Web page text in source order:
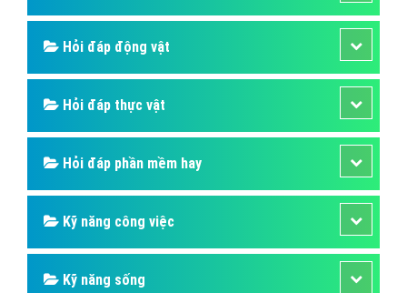
Hỏi đáp động vật
Hỏi đáp thực vật
Hỏi đáp phần mềm hay
Kỹ năng công việc
Kỹ năng sống